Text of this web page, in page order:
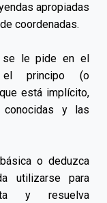
apropiadas
coordenadas.
se le pide en el
el principo (o
está implícito,
conocidas y las
o deduzca
utilizarse para
y resuelva